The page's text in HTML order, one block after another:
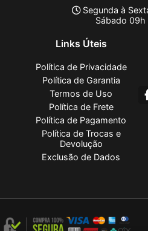
Segunda à
Sábado 09h
Links Úteis
Política de Privacidade
Política de Garantia
Termos de Uso
Política de Frete
Política de Pagamento
Política de Trocas e
Devolução
Exclusão de Dados